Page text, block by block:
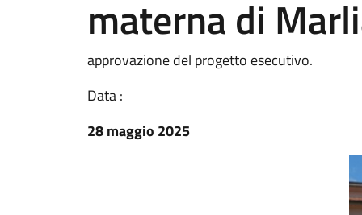
materna di
approvazione del progetto esecutivo.
Data :
28 maggio 2025